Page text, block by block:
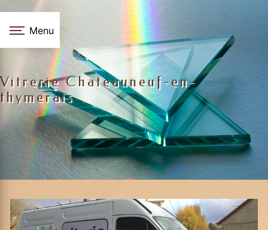
Panneau de gestion des cookies
Menu
Vitrerie Chateauneuf-en-
thymerais